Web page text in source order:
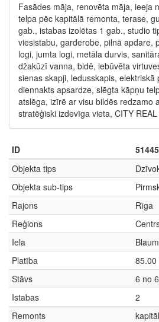
Fasādes māja, renovēta māja, ieeja
telpa pēc kapitālā remonta, terase,
gab., istabas izolētas 1 gab., studio
viesistabu, garderobe, pilnā apdare,
logi, jumta logi, metāla durvis,
džakūzī vanna, bidē, iebūvēta
sienas skapji, ledusskapis, elektriskā
diennakts apsardze, slēgta kāpņu
atslēga, izīrē ar visu bildēs redzamo
stratēģiski izdevīga vieta, CITY
ID
Objekta tips
Objekta sub-tips
Rajons
Rīga
Reģions
Iela
Platība
85.00
Stāvs
6 no 6
Istabas
2
Remonts